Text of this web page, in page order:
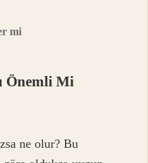
mi
Önemli Mi
ne olur? Bu